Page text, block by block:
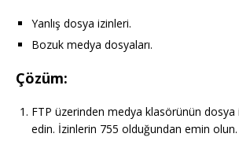
Yanlış dosya izinleri.
Bozuk medya dosyaları.
Çözüm:
FTP üzerinden medya klasörünün
edin. İzinlerin 755 olduğundan emin olun.